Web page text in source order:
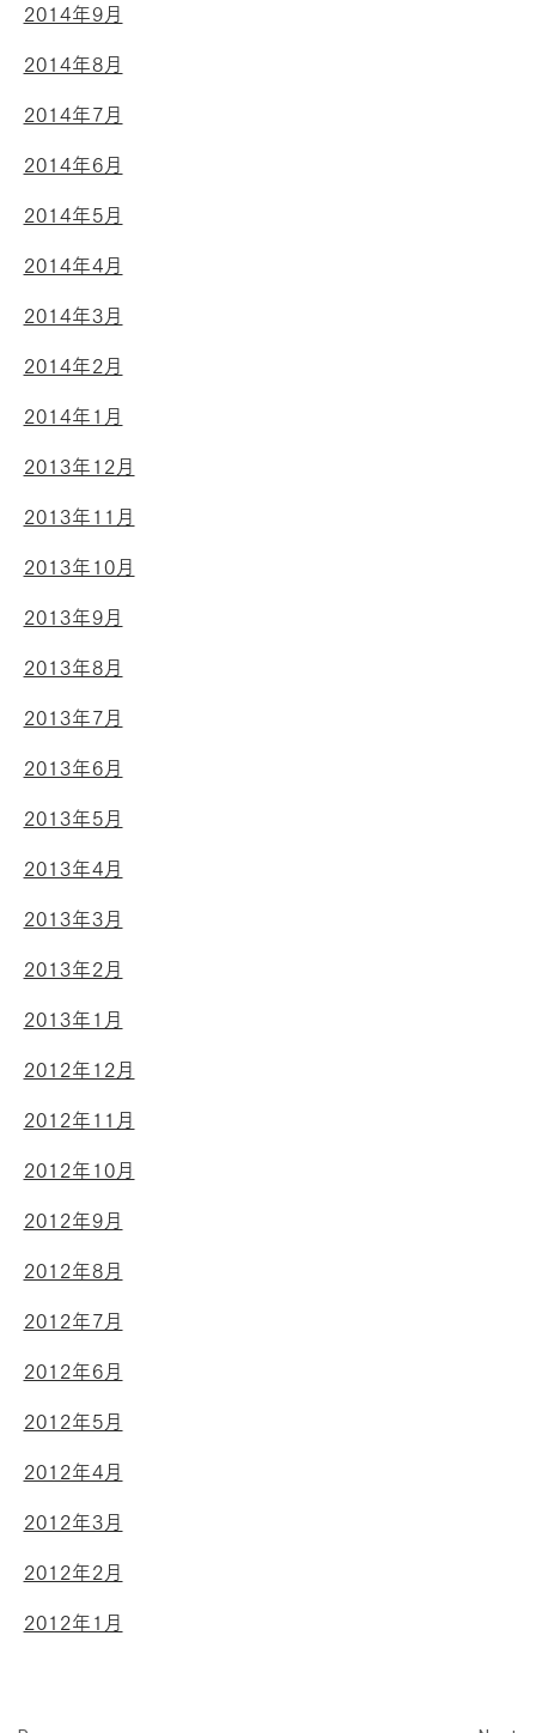
2014年9月
2014年8月
2014年7月
2014年6月
2014年5月
2014年4月
2014年3月
2014年2月
2014年1月
2013年12月
2013年11月
2013年10月
2013年9月
2013年8月
2013年7月
2013年6月
2013年5月
2013年4月
2013年3月
2013年2月
2013年1月
2012年12月
2012年11月
2012年10月
2012年9月
2012年8月
2012年7月
2012年6月
2012年5月
2012年4月
2012年3月
2012年2月
2012年1月